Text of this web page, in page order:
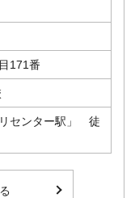
171番
センター駅」 徒